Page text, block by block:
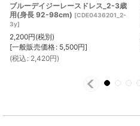
ブルーデイジーレースドレス_2-3歳
用(身長 92-98cm) [CDE0436201_2-
3y]
2,200円(税別)
[一般販売価格: 5,500円]
(税込 : 2,420円)